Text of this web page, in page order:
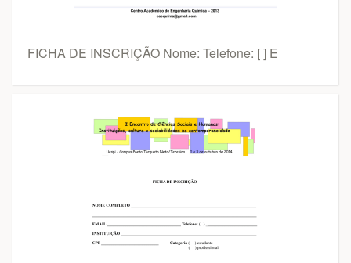
FICHA DE INSCRIÇÃO Nome: Telefone: [ ] E